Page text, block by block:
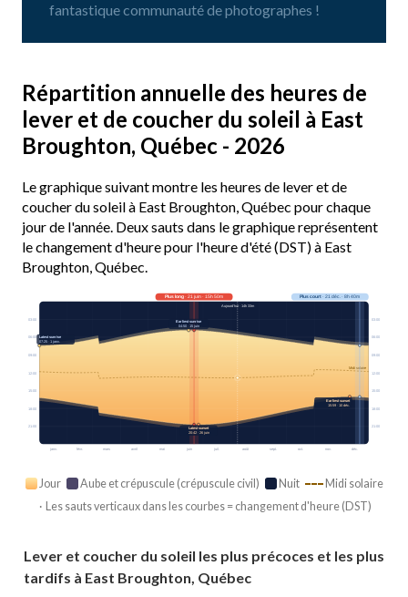
fantastique communauté de photographes !
Répartition annuelle des heures de
lever et de coucher du soleil à East
Broughton, Québec - 2026
Le graphique suivant montre les heures de lever et de
coucher du soleil à East Broughton, Québec pour chaque
jour de l'année. Deux sauts dans le graphique représentent
le changement d'heure pour l'heure d'été (DST) à East
Broughton, Québec.
janv. févr. mars avril mai juin juil. août sept. oct. nov. déc.
Midi solaire
03:00 03:00
06:00 06:00
09:00 09:00
12:00 12:00
15:00 15:00
18:00 18:00
21:00 21:00
Plus long· 21 juin · 15h 50m Plus court· 21 déc. · 8h 40m
Aujourd’hui · 14h 33m
Earliest sunrise
04:50 · 15 juin
Latest sunrise
07:25 · 1 janv.
Earliest sunset
15:59 · 10 déc.
Latest sunset
20:42 · 26 juin
Jour Aube et crépuscule (crépuscule civil) Nuit
Midi solaire
· Les sauts verticaux dans les courbes = changement d'heure (DST)
Lever et coucher du soleil les plus précoces et les plus
tardifs à East Broughton, Québec